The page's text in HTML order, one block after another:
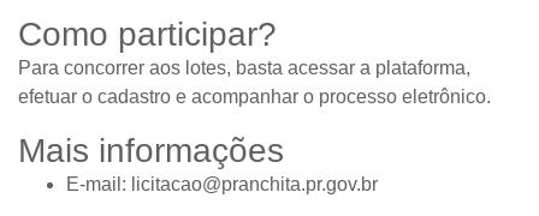
Como participar?
Para concorrer aos lotes, basta acessar a plataforma,
efetuar o cadastro e acompanhar o processo eletrônico.
Mais informações
E-mail: licitacao@pranchita.pr.gov.br